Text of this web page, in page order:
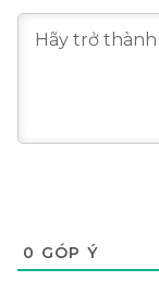
0 GÓP Ý